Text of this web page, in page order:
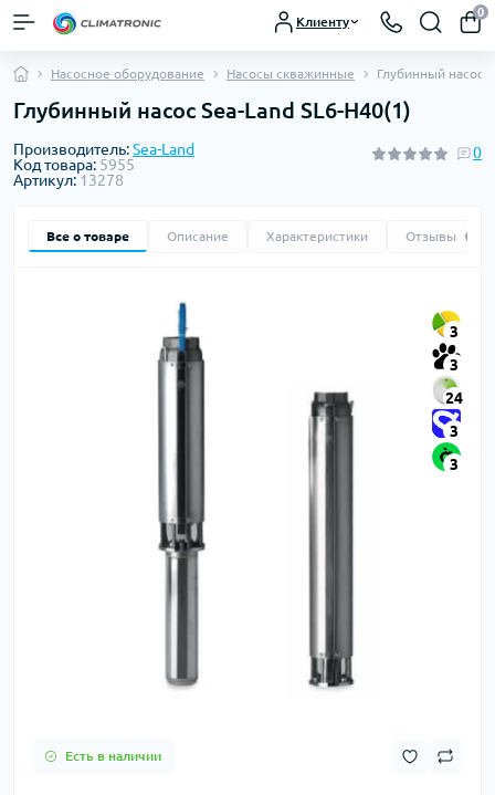
Клиенту
0
Насосное оборудование Насосы скважинные Глубинный насос
Глубинный насос Sea-Land SL6-H40(1)
Производитель:Sea-Land
Код товара: 5955
Артикул: 13278
0
Все о товаре Описание Характеристики Отзывы
3
3
24
3
3
Есть в наличии